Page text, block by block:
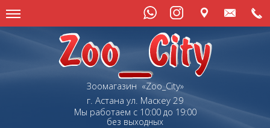
Зоомагазин «Zoo_City»
г. Астана ул. Маскеу29
Мы работаем с 10:00 до 19:00
без выходных